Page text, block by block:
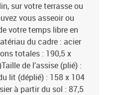
sur votre terrasse ou
vous asseoir ou
votre temps libre en
du cadre : acier
totales : 190,5 x
de l’assise (plié) :
lit (déplié) : 158 x 104
à partir du sol : 87,5